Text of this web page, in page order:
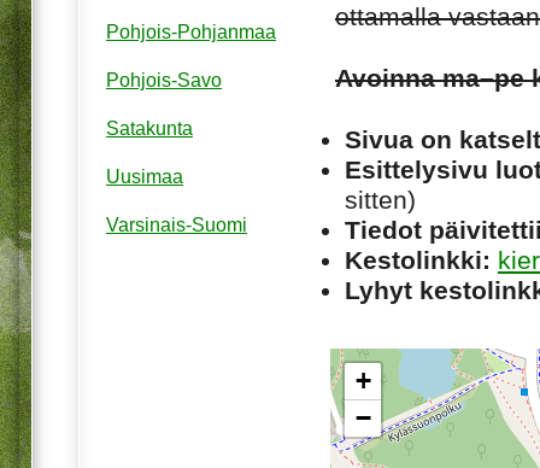
ottamalla
Avoinna ma–pe
Sivua on
Esittelysivu
sitten)
Tiedot
Kestolinkki:
Lyhyt
+
−
Pohjois-Pohjanmaa
Pohjois-Savo
Satakunta
Uusimaa
Varsinais-Suomi